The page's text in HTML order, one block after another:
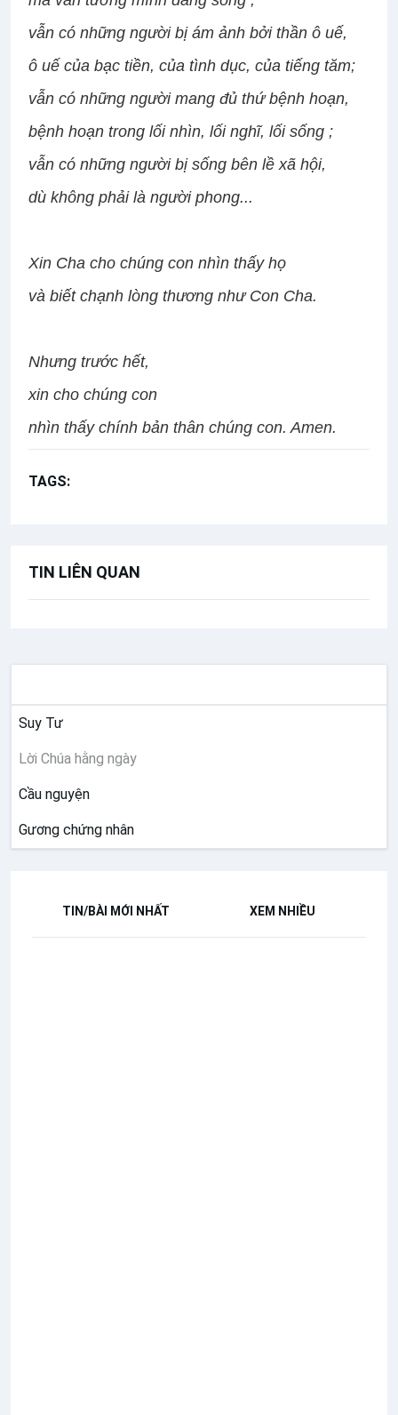
vẫn có những người bị ám ảnh bởi thần ô uế,
ô uế của bạc tiền, của tình dục, của tiếng tăm;
vẫn có những người mang đủ thứ bệnh hoạn,
bệnh hoạn trong lối nhìn, lối nghĩ, lối sống ;
vẫn có những người bị sống bên lề xã hội,
dù không phải là người phong...
Xin Cha cho chúng con nhìn thấy họ
và biết chạnh lòng thương như Con Cha.
Nhưng trước hết,
xin cho chúng con
nhìn thấy chính bản thân chúng con. Amen.
TAGS:
TIN LIÊN QUAN
Suy Tư
Lời Chúa hằng ngày
Cầu nguyện
Gương chứng nhân
TIN/BÀI MỚI NHẤT XEM NHIỀU